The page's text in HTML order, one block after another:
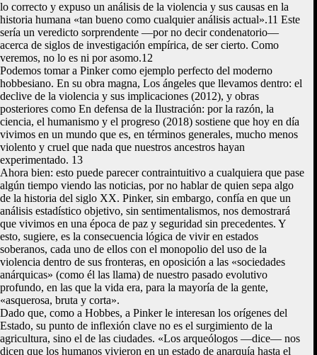
lo correcto y expuso un análisis de la violencia y sus causas en la
historia humana «tan bueno como cualquier análisis actual».11 Este
sería un veredicto sorprendente —por no decir condenatorio—
acerca de siglos de investigación empírica, de ser cierto. Como
veremos, no lo es ni por asomo.12
Podemos tomar a Pinker como ejemplo perfecto del moderno
hobbesiano. En su obra magna, Los ángeles que llevamos dentro: el
declive de la violencia y sus implicaciones (2012), y obras
posteriores como En defensa de la Ilustración: por la razón, la
ciencia, el humanismo y el progreso (2018) sostiene que hoy en día
vivimos en un mundo que es, en términos generales, mucho menos
violento y cruel que nada que nuestros ancestros hayan
experimentado. 13
Ahora bien: esto puede parecer contraintuitivo a cualquiera que pase
algún tiempo viendo las noticias, por no hablar de quien sepa algo
de la historia del siglo XX. Pinker, sin embargo, confía en que un
análisis estadístico objetivo, sin sentimentalismos, nos demostrará
que vivimos en una época de paz y seguridad sin precedentes. Y
esto, sugiere, es la consecuencia lógica de vivir en estados
soberanos, cada uno de ellos con el monopolio del uso de la
violencia dentro de sus fronteras, en oposición a las «sociedades
anárquicas» (como él las llama) de nuestro pasado evolutivo
profundo, en las que la vida era, para la mayoría de la gente,
«asquerosa, bruta y corta».
Dado que, como a Hobbes, a Pinker le interesan los orígenes del
Estado, su punto de inflexión clave no es el surgimiento de la
agricultura, sino el de las ciudades. «Los arqueólogos —dice— nos
dicen que los humanos vivieron en un estado de anarquía hasta el